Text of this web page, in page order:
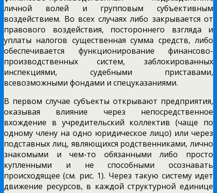
личной волей и групповым субъективным
воздействием. Во всех случаях либо закрывается от
правового воздействия, постороннего взгляда и
уплаты налогов существенная сумма средств, либо
обеспечивается функционирование финансово-
производственных систем, заблокированных
инспекциями, судебными приставами,
всевозможными фондами и спецуказаниями.
В первом случае субъекты открывают предприятия,
оказывая влияние через непосредственное
вхождение в учредительский коллектив (чаще по
одному члену на одно юридическое лицо) или через
подставных лиц, являющихся родственниками, лично
знакомыми и чем-то обязанными либо просто
купленными и не способными осознавать
происходящее (см. рис. 1). Через такую систему идет
движение ресурсов, в каждой структурной единице